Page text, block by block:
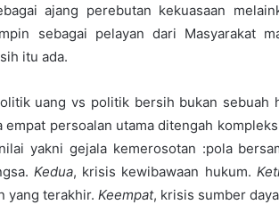
ajang perebutan kekuasaan
sebagai pelayan dari Masyarakat
itu ada.
uang vs politik bersih bukan sebuah
empat persoalan utama ditengah
yakni gejala kemerosotan :pola
Kedua, krisis kewibawaan hukum.
yang terakhir. Keempat, krisis sumber